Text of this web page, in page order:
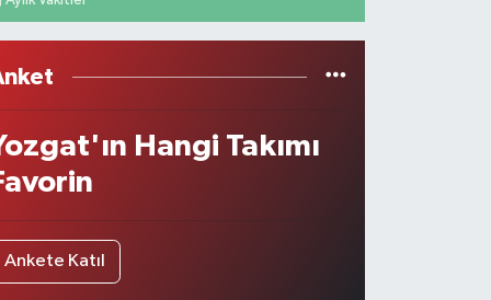
Hangi Takımı
Ankete Katıl